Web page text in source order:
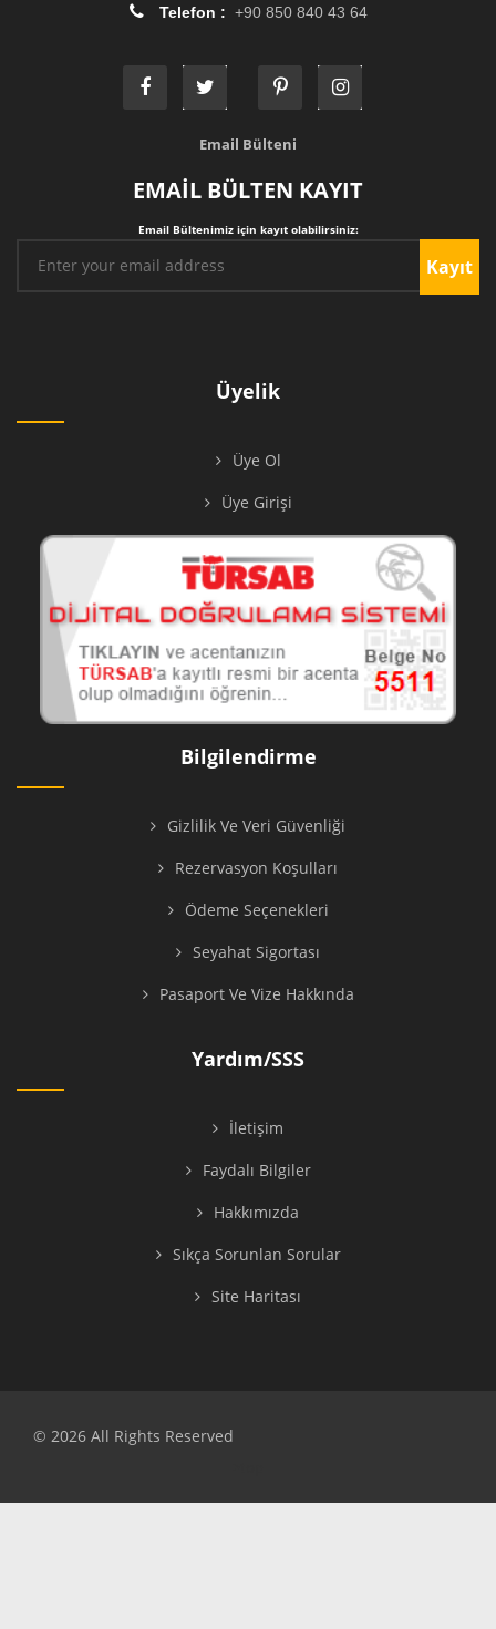
Telefon : +90 850 840 43 64
Email Bülteni
EMAİL BÜLTEN KAYIT
Email Bültenimiz için kayıt olabilirsiniz:
Kayıt
Üyelik
Üye Ol
Üye Girişi
Bilgilendirme
Gizlilik Ve Veri Güvenliği
Rezervasyon Koşulları
Ödeme Seçenekleri
Seyahat Sigortası
Pasaport Ve Vize Hakkında
Yardım/SSS
İletişim
Faydalı Bilgiler
Hakkımızda
Sıkça Sorunlan Sorular
Site Haritası
© 2026 All Rights Reserved